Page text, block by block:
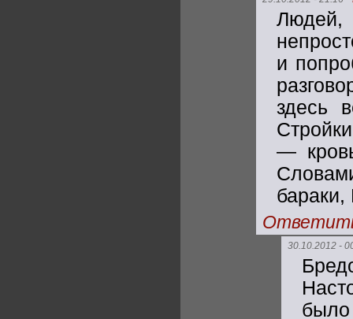
и
здесь
—
30.10.2012 -